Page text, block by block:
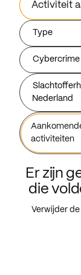
Activiteit
Type
Cybercrime
Nederland
activiteiten
Er zijn
die
Verwijder